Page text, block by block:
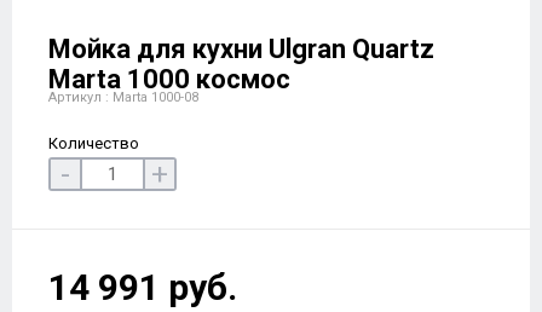
Мойка для кухни Ulgran Quartz
Marta 1000 космос
Артикул : Marta 1000-08
Количество
- +
14 991 руб.